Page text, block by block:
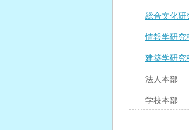
総合文化研
情報学研究
建築学研究
法人本部
学校本部